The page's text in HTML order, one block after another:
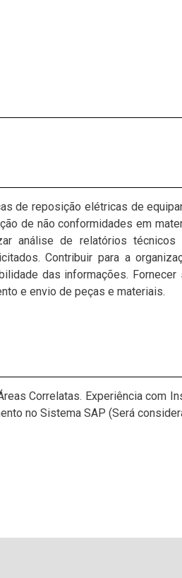
de reposição elétricas de
de não conformidades em
análise de relatórios
Contribuir para a
das informações.
e envio de peças e materiais.
Correlatas. Experiência com
no Sistema SAP (Será